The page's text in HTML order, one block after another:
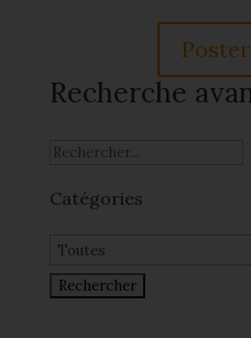
Recherche
Catégories